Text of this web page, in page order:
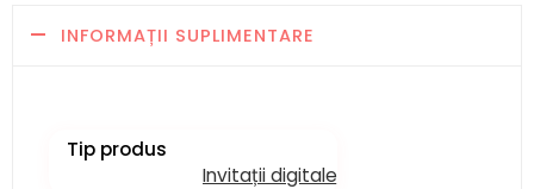
INFORMAȚII SUPLIMENTARE
Tip produs
Invitații digitale